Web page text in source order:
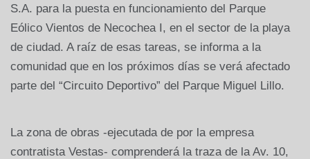
S.A. para la puesta en funcionamiento del Parque
Eólico Vientos de Necochea I, en el sector de la playa
de ciudad. A raíz de esas tareas, se informa a la
comunidad que en los próximos días se verá afectado
parte del “Circuito Deportivo” del Parque Miguel Lillo.
La zona de obras -ejecutada de por la empresa
contratista Vestas- comprenderá la traza de la Av. 10,